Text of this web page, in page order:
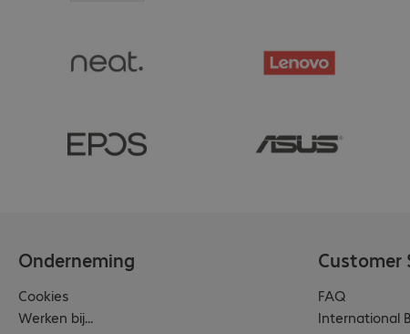
Onderneming
Cookies
Werken bij...
Customer
FAQ
International